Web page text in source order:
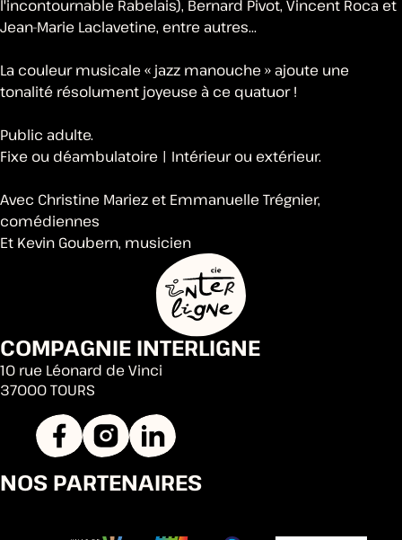
l'incontournable Rabelais), Bernard Pivot, Vincent Roca et
Jean-Marie Laclavetine, entre autres...
La couleur musicale « jazz manouche » ajoute une
tonalité résolument joyeuse à ce quatuor !
Public adulte.
Fixe ou déambulatoire | Intérieur ou extérieur.
Avec Christine Mariez et Emmanuelle Trégnier,
comédiennes
Et Kevin Goubern, musicien
COMPAGNIE INTERLIGNE
10 rue Léonard de Vinci
37000 TOURS
NOS PARTENAIRES